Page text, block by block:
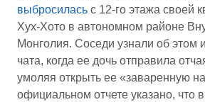
выбросилась с 12-го этажа своей
Хух-Хото в автономном районе
Монголия. Соседи узнали об этом
чата, когда ее дочь отправила
умоляя открыть ее «заваренную
официальном отчете указано, что